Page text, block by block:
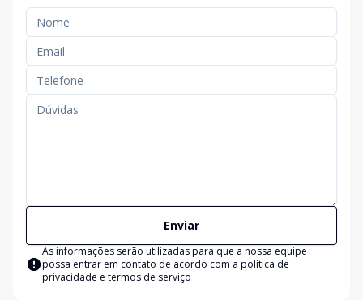
Enviar
As informações serão utilizadas para que a nossa equipe
possa entrar em contato de acordo com a política de
privacidade e termos de serviço